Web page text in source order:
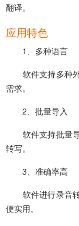
翻译。
应用特色
1、多种语言
软件支持多种外
需求。
2、批量导入
软件支持批量导
转写。
3、准确率高
软件进行录音转
便实用。